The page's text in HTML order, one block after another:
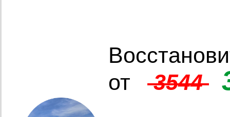
от
3544